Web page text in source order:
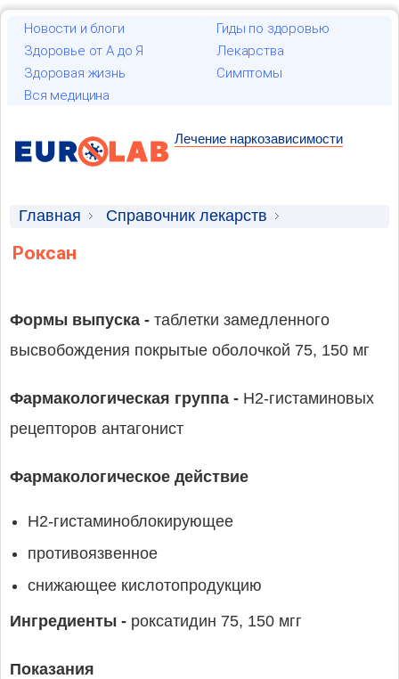
Новости и блоги
Гиды по здоровью
Здоровье от А до Я
Лекарства
Здоровая жизнь
Симптомы
Вся медицина
Лечение наркозависимости
Главная
Справочник лекарств
Лекарственные средства
Роксан
Формы выпуска - таблетки замедленного
высвобождения покрытые оболочкой 75, 150 мг
Фармакологическая группа - H2-гистаминовых
рецепторов антагонист
Фармакологическое действие
H2-гистаминоблокирующее
противоязвенное
снижающее кислотопродукцию
Ингредиенты - роксатидин 75, 150 мгг
Показания